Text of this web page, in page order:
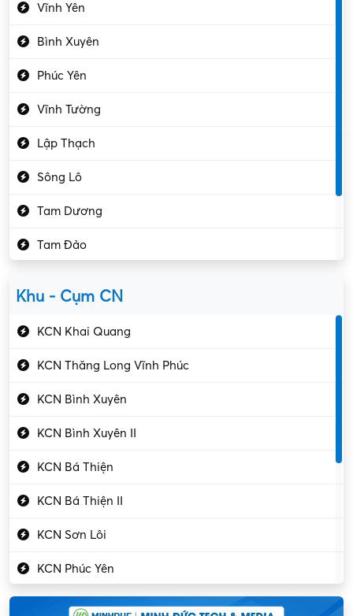
Kiểm soát chất lượng
Kỹ sư cơ khí
Kỹ sư điện
Kỹ thuật cao
Kỹ thuật mạng – IT
Làm bán thời gian
Lao động phổ thông
Lập trình – Phát triển
Luật – Công chứng
Marketing – PR
Mỹ phẩm – Trang sức
Vĩnh Yên
Bình Xuyên
Phúc Yên
Vĩnh Tường
Lập Thạch
Sông Lô
Tam Dương
Tam Đảo
Khu - Cụm CN
KCN Khai Quang
KCN Thăng Long Vĩnh Phúc
KCN Bình Xuyên
KCN Bình Xuyên II
KCN Bá Thiện
KCN Bá Thiện II
KCN Sơn Lôi
KCN Phúc Yên
Khu CN Đồng Sóc